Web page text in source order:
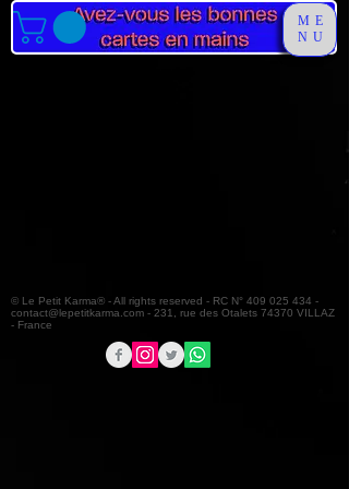
ME
NU
© Le Petit Karma® - All rights reserved - RC N° 409 025 434 -
contact@lepetitkarma.com - 231, rue des Otalets 74370 VILLAZ
- France